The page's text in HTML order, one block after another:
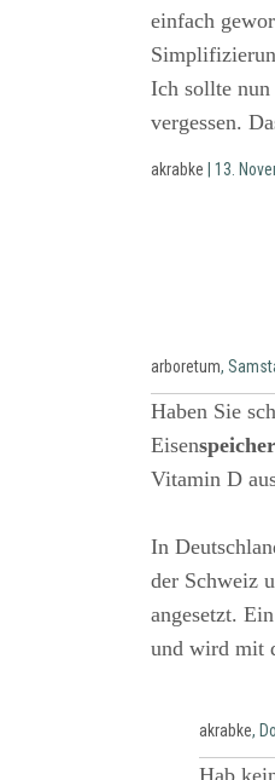
einfach
Ich sollte nun
vergessen.
akrabke | 13.
arboretum,
Haben Sie
Eisenspeicher
Vitamin D
In
der Schweiz
angesetzt.
und wird mit
akrabke,
Hab